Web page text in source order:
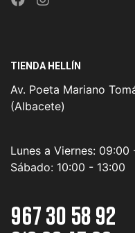
TIENDA HELLÍN
Av. Poeta Mariano
(Albacete)
Lunes a Viernes: 09:00
Sábado: 10:00 - 13:00
967 30 58 92